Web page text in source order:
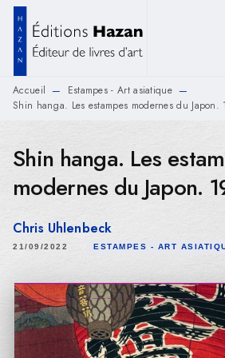
MENU RECHERCHE
PIED DE PAGE
Accueil — Estampes - Art asiatique —
Shin hanga. Les estampes modernes du Japon.
Shin hanga. Les
modernes du Japon.
Chris Uhlenbeck
21/09/2022 ESTAMPES - ART